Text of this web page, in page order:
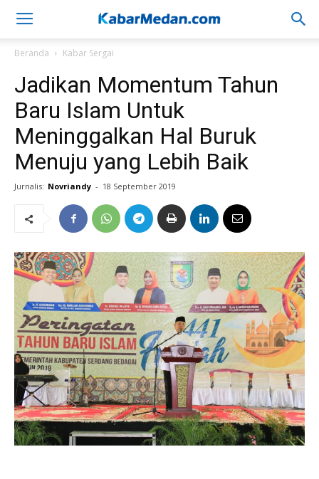
Beranda Kabar Sergai
Jadikan Momentum Tahun
Baru Islam Untuk
Meninggalkan Hal Buruk
Menuju yang Lebih Baik
Jurnalis: Novriandy - 18 September 2019